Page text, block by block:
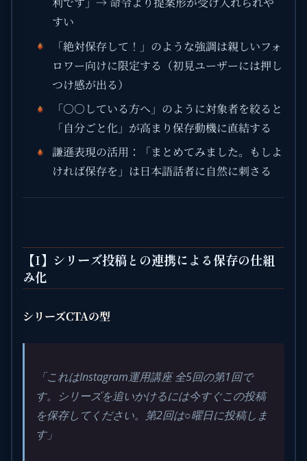
すい
「絶対保存して！」のような強調は親しいフォ
ロワー向けに限定する（初見ユーザーには押し
つけ感が出る）
「○○している方へ」のように対象者を絞ると
「自分ごと化」が高まり保存動機に直結する
謙遜表現の活用：「まとめてみました。もしよ
ければ保存を」は日本語話者に自然に刺さる
【I】シリーズ投稿との連携による保存の仕組
み化
シリーズCTAの型
「これはInstagram運用講座 全5回の第1回で
す。シリーズを追いかけるには今すぐこの投稿
を保存してください。第2回は○曜日に投稿しま
す」